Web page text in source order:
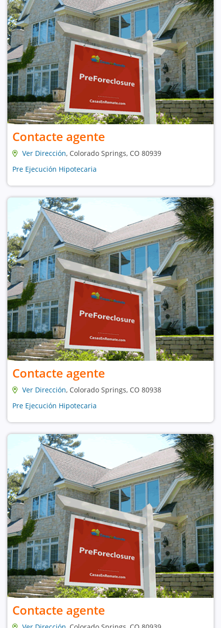
Contacte agente
Ver Dirección, Colorado Springs, CO 80939
Pre Ejecución Hipotecaria
Contacte agente
Ver Dirección, Colorado Springs, CO 80938
Pre Ejecución Hipotecaria
Contacte agente